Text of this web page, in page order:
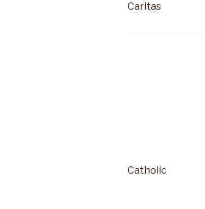
Caritas
Catholic